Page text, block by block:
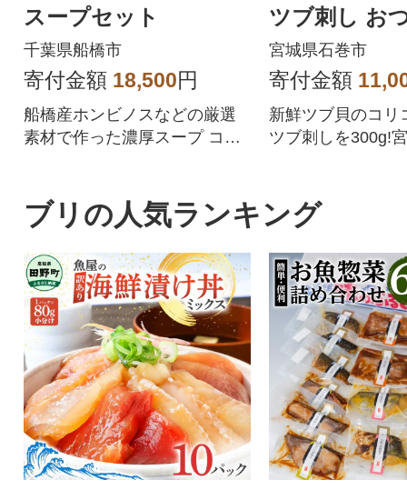
スープセット
千葉県船橋市
寄付金額 18,500円
船橋産ホンビノスなどの厳選
素材で作った濃厚スープ コク
ツブ刺し お
単調理 小分
宮城県石巻市
寄付金額
新鮮ツブ貝のコリ
ツブ刺しを300g!
かずで、酒の肴で
能。
ブリの人気ランキング